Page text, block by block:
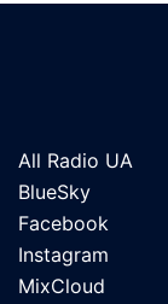
All Radio UA
BlueSky
Facebook
Instagram
MixCloud